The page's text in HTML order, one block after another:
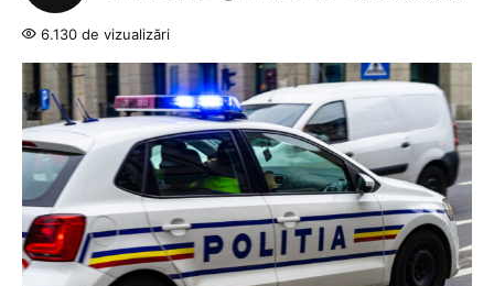
6.130 de vizualizări